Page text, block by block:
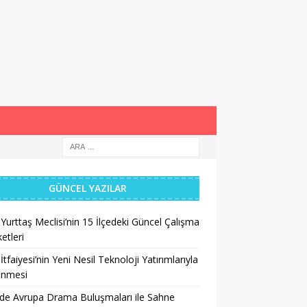
GÜNCEL YAZILAR
Meclisi’nin 15 İlçedeki Güncel Çalışma
Yeni Nesil Teknoloji Yatırımlarıyla
Avrupa Drama Buluşmaları ile Sahne